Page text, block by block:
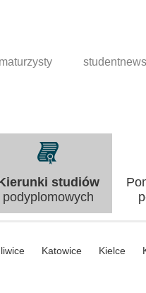
studentnews
studiów
podyplomowych
Katowice Kielce